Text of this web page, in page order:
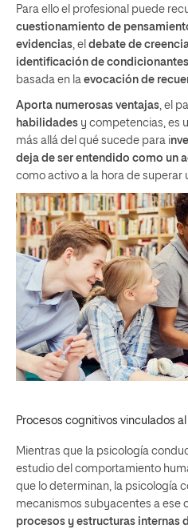
Para ello el profesional puede
cuestionamiento de
evidencias , el debate de
identificación de
basada en la evocación de
Aporta numerosas ventajas , el
habilidades y competencias, es
más allá del qué sucede para i
deja de ser entendido como un
como activo a la hora de superar
Procesos cognitivos vinculados
Mientras que la psicología
estudio del comportamiento
que lo determinan, la psicología
mecanismos subyacentes a ese
procesos y estructuras internas